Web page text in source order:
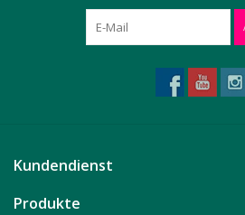
Kundendienst
Produkte